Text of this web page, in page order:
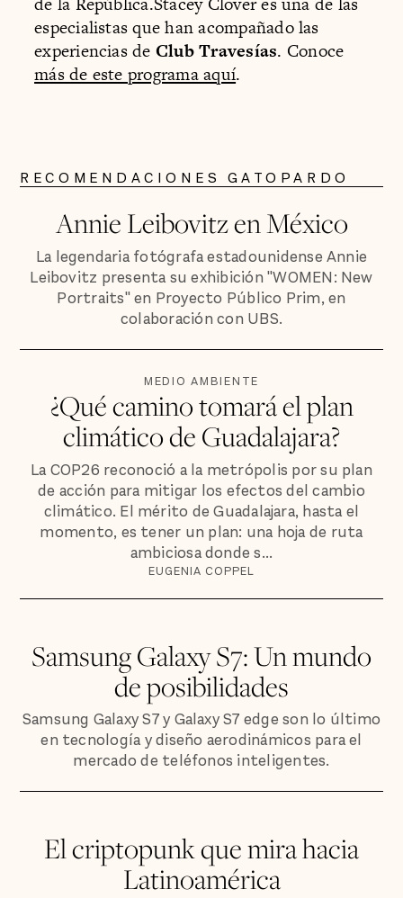
especialistas que han acompañado las
experiencias de Club Travesías. Conoce
más de este programa aquí.
RECOMENDACIONES GATOPARDO
Annie Leibovitz en México
La legendaria fotógrafa estadounidense Annie
Leibovitz presenta su exhibición "WOMEN: New
Portraits" en Proyecto Público Prim, en
colaboración con UBS.
MEDIO AMBIENTE
¿Qué camino tomará el plan
climático de Guadalajara?
La COP26 reconoció a la metrópolis por su plan
de acción para mitigar los efectos del cambio
climático. El mérito de Guadalajara, hasta el
momento, es tener un plan: una hoja de ruta
ambiciosa donde s...
EUGENIA COPPEL
Samsung Galaxy S7: Un mundo
de posibilidades
Samsung Galaxy S7 y Galaxy S7 edge son lo último
en tecnología y diseño aerodinámicos para el
mercado de teléfonos inteligentes.
El criptopunk que mira hacia
Latinoamérica